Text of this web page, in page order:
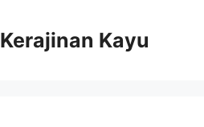
Kerajinan Kayu